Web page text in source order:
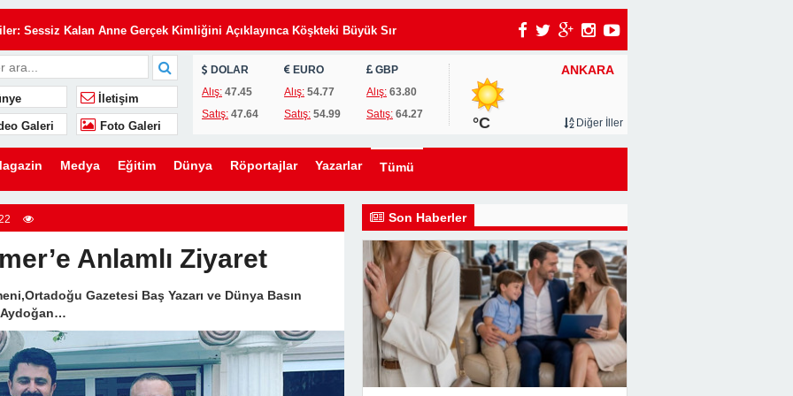
Sessiz Kalan Anne Gerçek Kimliğini Açıklayınca Köşkteki Büyük Sır
Annemi Hizmetçi Gibi Çalıştırıyorlardı: Tapunun Kime Ait Olduğunu
Gün, Kayınvalidesinin Son Hediyesi Hayatını Değiştirdi
Oğlunu Kurtaran Babanın Büyük Sırrı
Kahvaltı Masasında Tüm Gerçekleri Ortaya Çıkardı
Üvey Babasının Yaptığı Gizli Davet Tüm Ailenin Kaderini Değiştirdi
Gelen Gizemli Kadını Anlattı… Gerçeği Öğrendiğimde Gözyaşlarıma
İki Havlu, Bir Babanın Sakladığı Büyük Acıyı Ortaya Çıkardı
Kurduğu Planı Tek Bir İmza Çökertti
İletişim
Galeri Foto Galeri
DOLAR
Alış: 47.45
Satış: 47.64
EURO
Alış:54.77
Satış:54.99
GBP
Alış:63.80
Satış:64.27
ANKARA
°C Diğer İller
Medya Eğitim Dünya Röportajlar Yazarlar Tümü
Anlamlı Ziyaret
Gazetesi Baş Yazarı ve Dünya Basın
Aydoğan…
Son Haberler